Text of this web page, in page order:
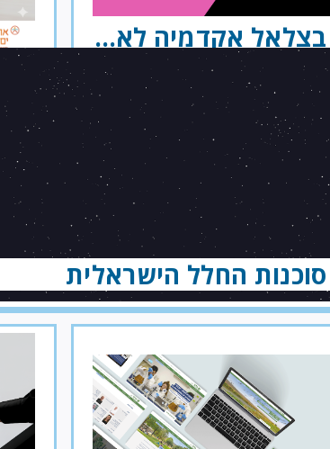
בצלאל אקדמיה לאמנות ועיצוב ירושלים
סוכנות החלל הישראלית